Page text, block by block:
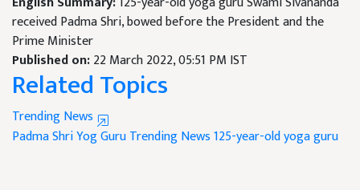
received Padma Shri, bowed before the President and the
Prime Minister
Published on:22 March 2022, 05:51 PM IST
Related Topics
Trending News
Padma ShriYog GuruTrending News125-year-old yoga guru